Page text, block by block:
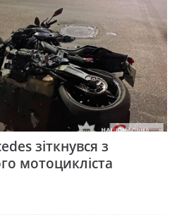
зіткнувся з
мотоцикліста